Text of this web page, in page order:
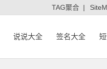
TAG聚合 |
说说大全 签名大全